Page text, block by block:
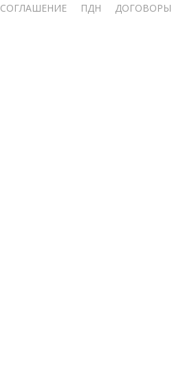
СОГЛАШЕНИЕ ПДН
ДОГОВОРЫ